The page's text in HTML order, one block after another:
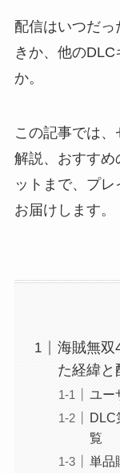
配信はいつだ
きか、他の
か。
この記事では
解説、おすすめ
ットまで、プ
お届けします。
海賊無双
た経緯と
ユー
DLC
覧
単品